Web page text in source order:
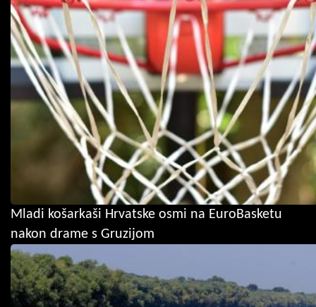
Mladi košarkaši Hrvatske osmi na EuroBasketu
nakon drame s Gruzijom